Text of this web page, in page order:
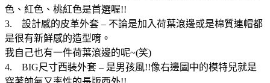
色、紅色、桃紅色是首選喔!!
3. 設計感的皮革外套 – 不論是加入荷葉滾邊或是棉質連帽都
是很有新鮮感的造型唷。
我自己也有一件荷葉滾邊的呢~(笑)
4. BIG尺寸西裝外套 – 是男孩風!!像右邊圖中的模特兒就是